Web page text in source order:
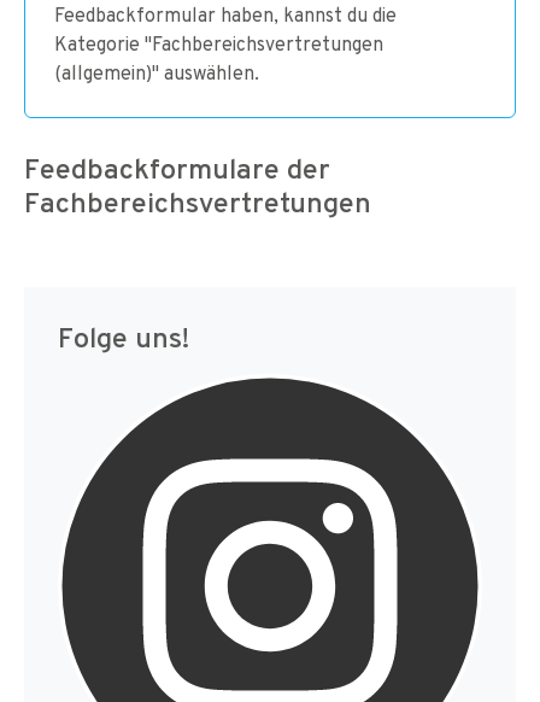
Feedbackformular haben, kannst du die
Kategorie "Fachbereichsvertretungen
(allgemein)" auswählen.
Feedbackformulare der
Fachbereichsvertretungen
Folge uns!